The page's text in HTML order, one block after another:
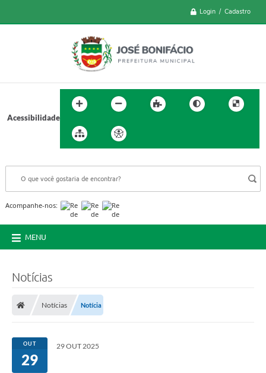
Login / Cadastro
Acessibilidade
Acompanhe-nos:
MENU
Notícias
Notícias Notícia
OUT
29
29 OUT 2025